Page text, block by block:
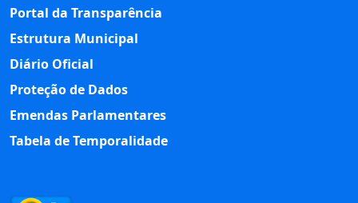
Portal da Transparência
Estrutura Municipal
Diário Oficial
Proteção de Dados
Emendas Parlamentares
Tabela de Temporalidade